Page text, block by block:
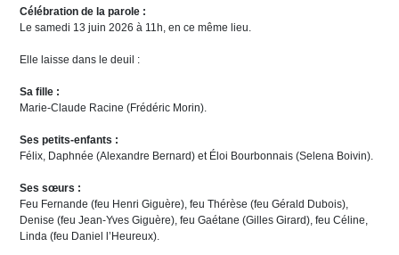
Célébration de la parole :
Le samedi 13 juin 2026 à 11h, en ce même lieu.
Elle laisse dans le deuil :
Sa fille :
Marie-Claude Racine (Frédéric Morin).
Ses petits-enfants :
Félix, Daphnée (Alexandre Bernard) et Éloi Bourbonnais (Selena Boivin).
Ses sœurs :
Feu Fernande (feu Henri Giguère), feu Thérèse (feu Gérald Dubois),
Denise (feu Jean-Yves Giguère), feu Gaétane (Gilles Girard), feu Céline,
Linda (feu Daniel l’Heureux).